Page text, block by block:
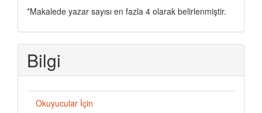
*Makalede yazar sayısı en fazla 4 olarak belirlenmiştir.
Bilgi
Okuyucular İçin